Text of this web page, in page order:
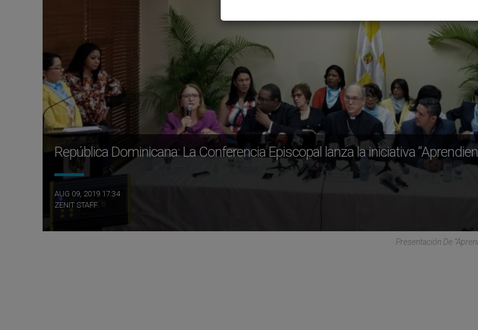
República Dominicana: La Conferencia Episcopal lanza la iniciativa
AUG 09, 2019 17:34
ZENIT STAFF
Presentación De